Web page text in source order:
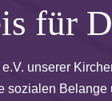
für
unserer
sozialen